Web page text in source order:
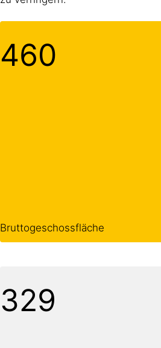
461
Bruttogeschossfläche
330